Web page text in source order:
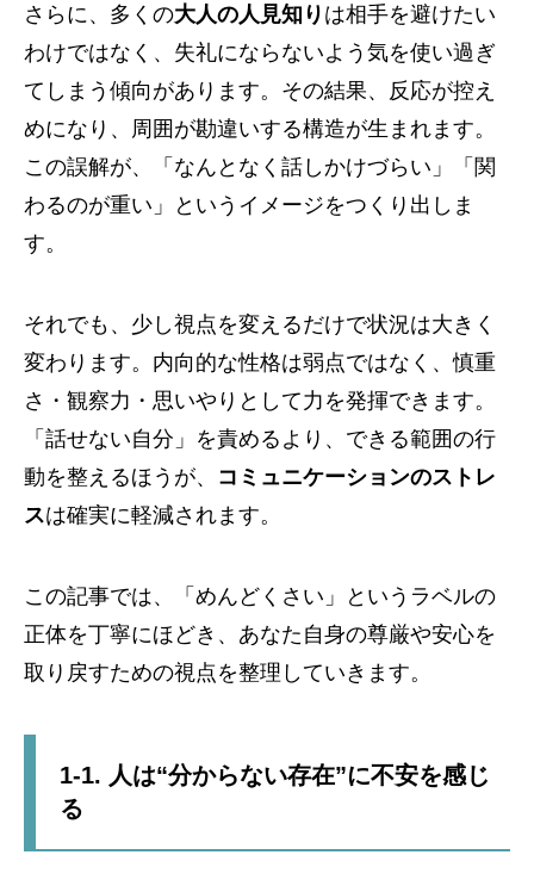
さらに、多くの大人の人見知り は相手を避けたい
わけではなく、失礼にならないよう気を使い過ぎ
てしまう傾向があります。その結果、反応が控え
めになり、周囲が勘違いする構造が生まれます。
この誤解が、「なんとなく話しかけづらい」「関
わるのが重い」というイメージをつくり出しま
す。
それでも、少し視点を変えるだけで状況は大きく
変わります。内向的な性格は弱点ではなく、慎重
さ・観察力・思いやりとして力を発揮できます。
「話せない自分」を責めるより、できる範囲の行
動を整えるほうが、 コミュニケーションのストレ
スは確実に軽減されます。
この記事では、「めんどくさい」というラベルの
正体を丁寧にほどき、あなた自身の尊厳や安心を
取り戻すための視点を整理していきます。
1-1. 人は“分からない存在”に不安を感じ
る